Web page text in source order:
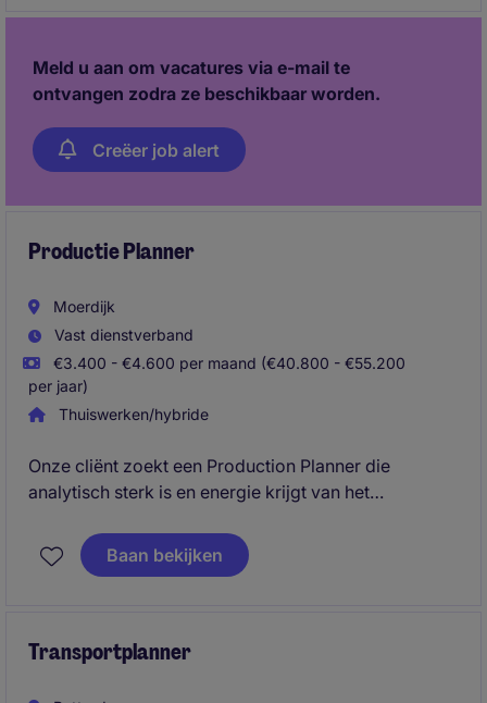
Meld u aan om vacatures via e-mail te
ontvangen zodra ze beschikbaar worden.
Creëer job alert
Productie Planner
Moerdijk
Vast dienstverband
€3.400 - €4.600 per maand (€40.800 - €55.200
per jaar)
Thuiswerken/hybride
Onze cliënt zoekt een Production Planner die
analytisch sterk is en energie krijgt van het
Met jouw vermogen om overzicht te houden,
capaciteitsvraagstukken te analyseren en scenario's
een actieve rol in verbeterprojecten binnen planning,
Baan bekijken
Transportplanner